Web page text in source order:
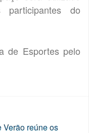
participantes do
de Esportes pelo
Verão reúne os